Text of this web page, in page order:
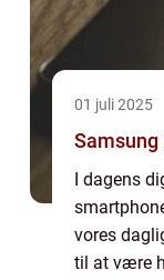
01 juli 2025
I dagens
vores
til at være